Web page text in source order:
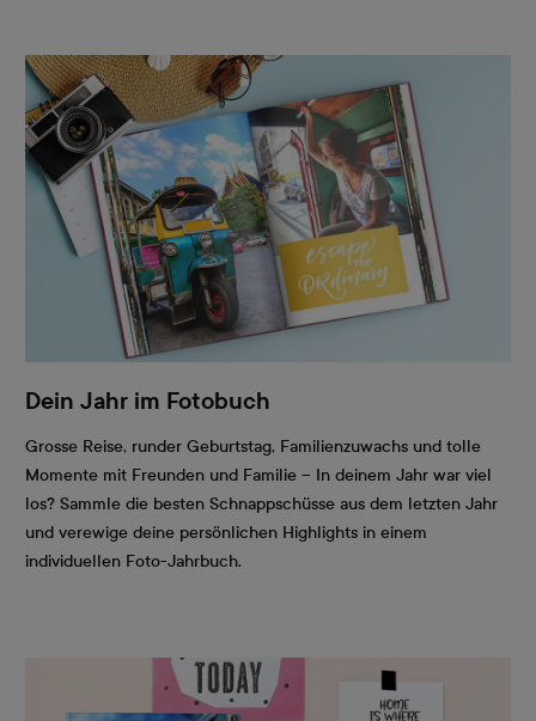
Dein Jahr im Fotobuch
Grosse Reise, runder Geburtstag, Familienzuwachs und tolle
Momente mit Freunden und Familie – In deinem Jahr war viel
los? Sammle die besten Schnappschüsse aus dem letzten Jahr
und verewige deine persönlichen Highlights in einem
individuellen Foto-Jahrbuch.